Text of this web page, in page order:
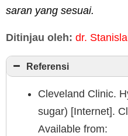
saran yang sesuai.
Ditinjau oleh: dr.
Referensi
Cleveland Clinic.
sugar) [Internet].
Available from: